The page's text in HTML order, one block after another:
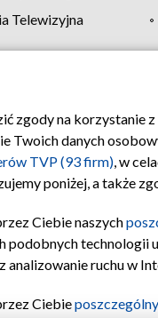
Telewizyjna
Polityka
zgody na korzystanie
danych
TVP (93 firm), w
poniżej, a także
Ciebie naszych
technologii
analizowanie ruchu w
Ciebie